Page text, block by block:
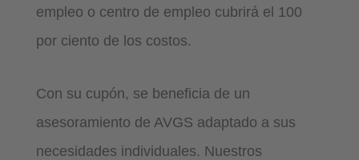
empleo o centro de empleo cubrirá el 100
por ciento de los costos.
Con su cupón, se beneficia de un
asesoramiento de AVGS adaptado a sus
necesidades individuales. Nuestros